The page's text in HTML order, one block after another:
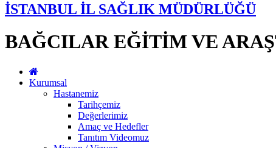
İSTANBUL İL SAĞLIK MÜDÜRLÜĞÜ
BAĞCILAR EĞİTİM VE
Kurumsal
Hastanemiz
Tarihçemiz
Değerlerimiz
Amaç ve Hedefler
Tanıtım Videomuz